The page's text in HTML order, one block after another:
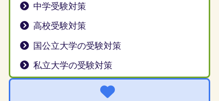
中学受験対策
高校受験対策
国公立大学の受験対策
私立大学の受験対策